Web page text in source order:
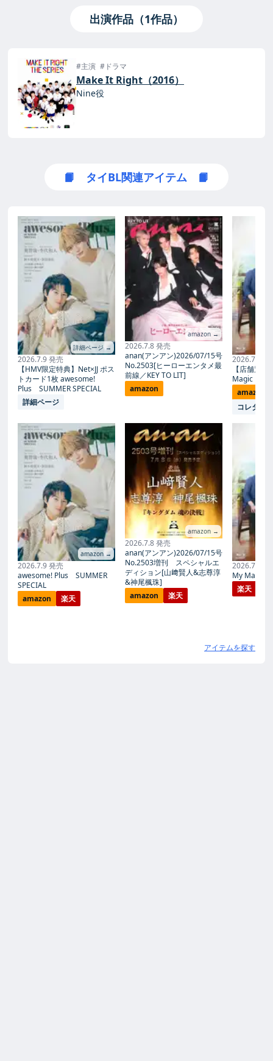
出演作品（1作品）
#主演 #ドラマ
Make It Right（2016）
Nine役
📙 タイBL関連アイテム 📙
詳細ページ →
2026.7.9 発売
【HMV限定特典】Net×JJ ポス
トカード1枚 awesome!
Plus SUMMER SPECIAL
詳細ページ
amazon →
2026.7.9 発売
awesome! Plus SUMMER
SPECIAL
amazon
楽天
amazon →
2026.7.8 発売
anan(アンアン)2026/07/15号
No.2503[ヒーローエンタメ最
前線／KEY TO LIT]
amazon
amazon →
2026.7.8 発売
anan(アンアン)2026/07/15号
No.2503増刊 スペシャルエ
ディション[山﨑賢人&志尊淳
&神尾楓珠]
amazon
楽天
2026.7.27
【店舗別
Magic
amazon
コレタメ
2026.7.27
My Magic
楽天
アイテムを探す